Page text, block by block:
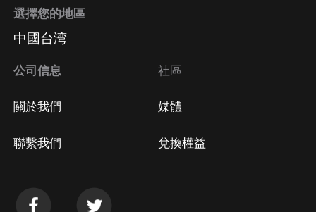
選擇您的地區
中國台湾
公司信息
關於我們
聯繫我們
社區
媒體
兌換權益